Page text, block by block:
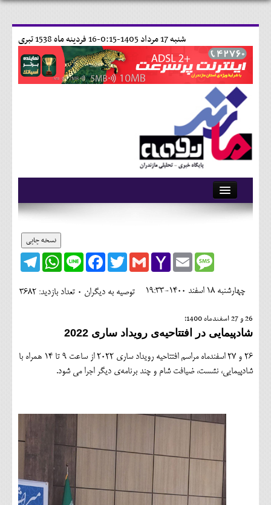
16 فردينه ماه 1538 تبری شنبه 17 مرداد 1405-0:15-
آرشیو
وبلاگ
کلینیک
حقوقی
محیط زیست و گردشگری
اقتصادی
سیاسی
خانه
نسخه چاپی
Telegram
WhatsApp Line
FacebookTwitterGmailYahoo
Mail
EmailMessage
تعداد بازدید: 3682 توصیه به دیگران 0 چهارشنبه 18 اسفند 1400-19:33
26 و 27 اسفندماه 1400؛
شادپیمایی در افتتاحیه‌ی رویداد ساری 2022
26 و 27 اسفندماه مراسم افتتاحیه رویداد ساری 2022 از ساعت 9 تا 14 همراه با
شادپیمایی، نشست، ضیافت شام و چند برنامه‌ی دیگر اجرا می شود.